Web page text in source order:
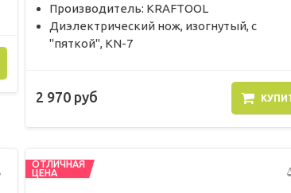
Производитель: KRAFTOOL
Диэлектрический нож, изогнутый, c
"пяткой", KN-7
2 970 руб
ОТЛИЧНАЯ
ЦЕНА